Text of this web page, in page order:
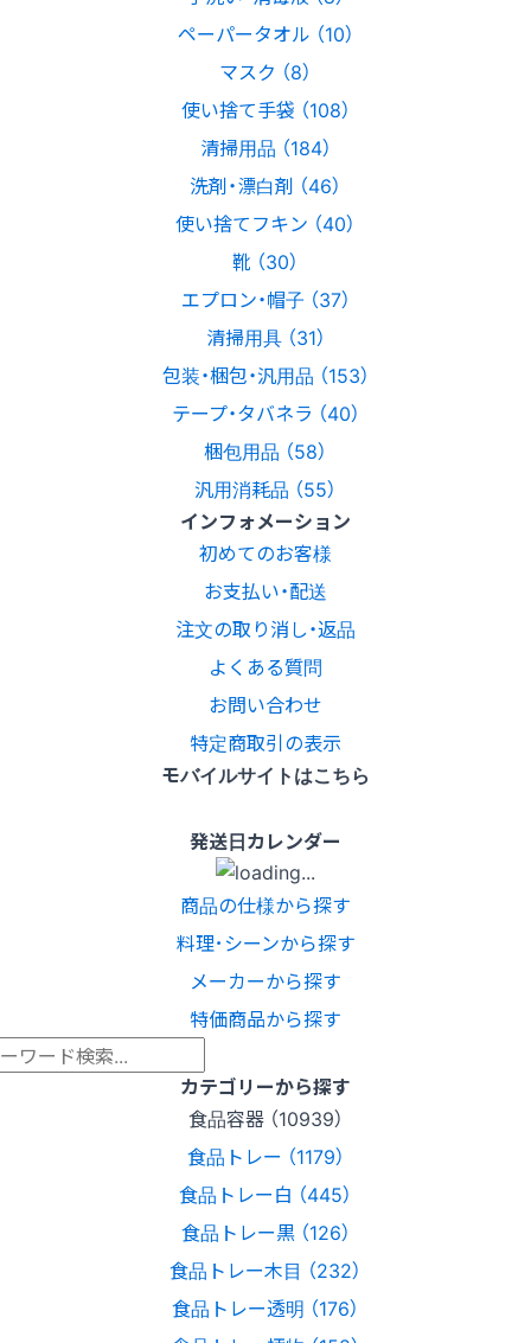
ペーパータオル （10）
マスク （8）
使い捨て手袋 （108）
清掃用品 （184）
洗剤・漂白剤 （46）
使い捨てフキン （40）
靴 （30）
エプロン・帽子 （37）
清掃用具 （31）
包装・梱包・汎用品 （153）
テープ・タバネラ （40）
梱包用品 （58）
汎用消耗品 （55）
インフォメーション
初めてのお客様
お支払い・配送
注文の取り消し・返品
よくある質問
お問い合わせ
特定商取引の表示
モバイルサイトはこちら
発送日カレンダー
商品の仕様から探す
料理･シーンから探す
メーカーから探す
特価商品から探す
カテゴリーから探す
食品容器 （10939）
食品トレー （1179）
食品トレー白 （445）
食品トレー黒 （126）
食品トレー木目 （232）
食品トレー透明 （176）